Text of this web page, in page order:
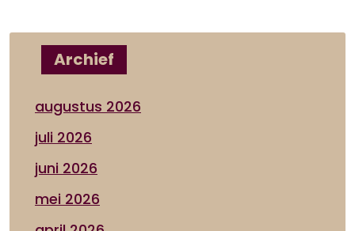
Archief
augustus 2026
juli 2026
juni 2026
mei 2026